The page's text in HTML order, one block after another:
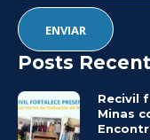
Posts
Recivil
Minas